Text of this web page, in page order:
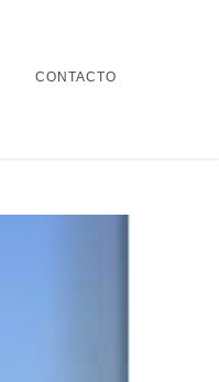
CONTACTO